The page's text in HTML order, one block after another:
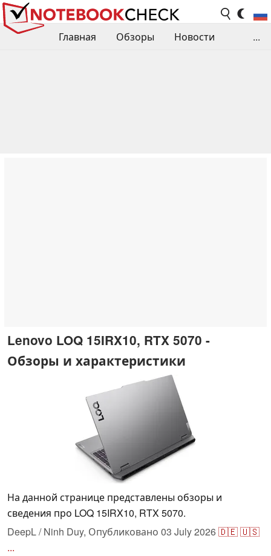
Главная Обзоры
Новости
...
Lenovo LOQ 15IRX10, RTX 5070 -
Обзоры и характеристики
На данной странице представлены обзоры и
сведения про LOQ 15IRX10, RTX 5070.
DeepL / Ninh Duy, Опубликовано 03 July 2026🇩🇪🇺🇸
...